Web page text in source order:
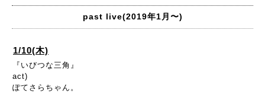
past live(2019年1月〜)
1/10(木)
『いびつな三角』
act)
ぽてさらちゃん。